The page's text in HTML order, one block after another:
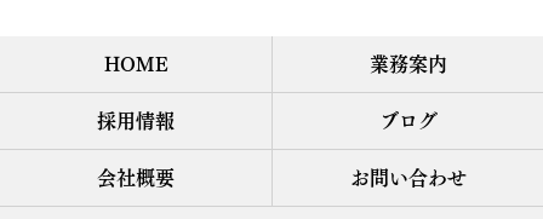
HOME 業務案内
採用情報 ブログ
会社概要 お問い合わせ